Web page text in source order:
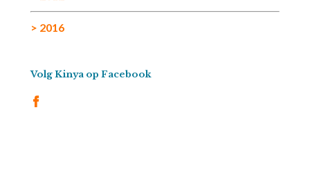
> 2016
Volg Kinya op Facebook